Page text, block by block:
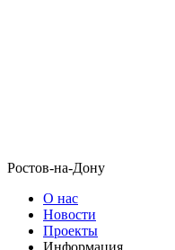
Ростов-на-Дону
О нас
Новости
Проекты
Информация